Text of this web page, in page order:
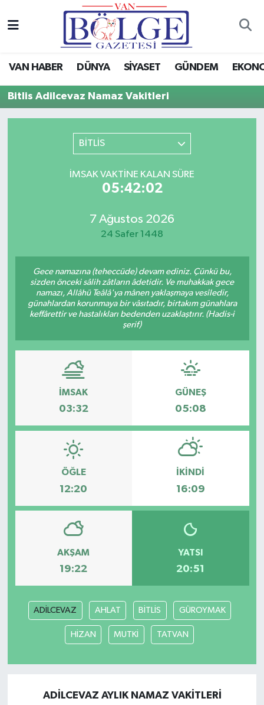
VAN HABER DÜNYA SİYASET GÜNDEM
Bitlis Adilcevaz Namaz Vakitleri
BİTLİS
İMSAK VAKTINE KALAN SÜRE
05:42:02
7 Ağustos 2026
24 Safer 1448
Gece namazına (teheccüde) devam ediniz. Çünkü bu,
sizden önceki sâlih zâtların âdetidir. Ve muhakkak gece
namazı, Allâhü Teâlâ'ya mânen yaklaşmaya vesîledir,
günahlardan korunmaya bir vâsıtadır, birtakım günahlara
keffârettir ve hastalıkları bedenden uzaklaştırır. (Hadis-i
şerif)
İMSAK
03:32
GÜNEŞ
05:08
ÖĞLE
12:20
İKINDI
16:09
AKŞAM
19:22
YATSI
20:51
ADİLCEVAZ AHLAT BİTLİS GÜROYMAK
HİZAN MUTKİ TATVAN
ADİLCEVAZ AYLIK NAMAZ VAKITLERI
Van Haber
Dünya
RESMİ İLANLAR
Hava Durumu
Tüm Manşetler